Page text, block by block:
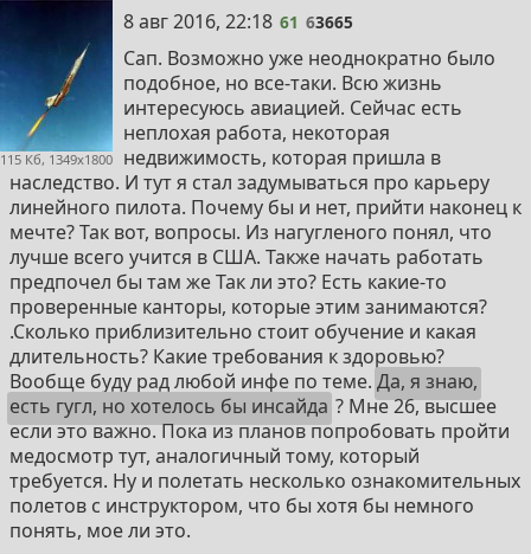
115 Кб, 1349x1800
61
8 авг 2016, 22:18 61 63665
Сап. Возможно уже неоднократно было
подобное, но все-таки. Всю жизнь
интересуюсь авиацией. Сейчас есть
неплохая работа, некоторая
недвижимость, которая пришла в
наследство. И тут я стал задумываться про карьеру
линейного пилота. Почему бы и нет, прийти наконец к
мечте? Так вот, вопросы. Из нагугленого понял, что
лучше всего учится в США. Также начать работать
предпочел бы там же Так ли это? Есть какие-то
проверенные канторы, которые этим занимаются?
.Сколько приблизительно стоит обучение и какая
длительность? Какие требования к здоровью?
Вообще буду рад любой инфе по теме. Да, я знаю,
есть гугл, но хотелось бы инсайда ? Мне 26, высшее
если это важно. Пока из планов попробовать пройти
медосмотр тут, аналогичный тому, который
требуется. Ну и полетать несколько ознакомительных
полетов с инструктором, что бы хотя бы немного
понять, мое ли это.